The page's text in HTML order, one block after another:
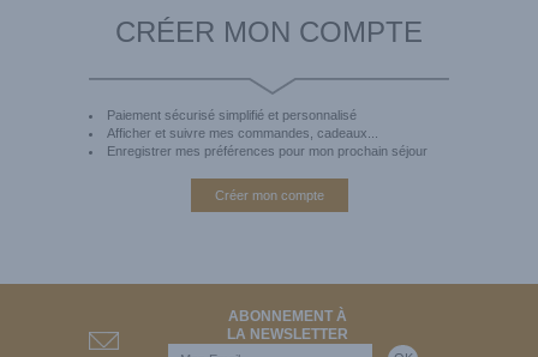
CRÉER MON COMPTE
Paiement sécurisé simplifié et personnalisé
Afficher et suivre mes commandes, cadeaux...
Enregistrer mes préférences pour mon prochain séjour
Créer mon compte
ABONNEMENT À
LA NEWSLETTER